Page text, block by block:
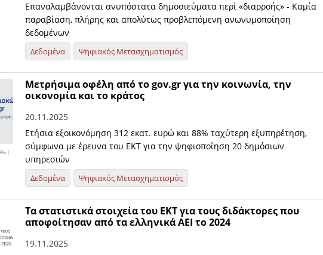
Επαναλαμβάνονται ανυπόστατα δημοσιεύματα περί «διαρροής» - Καμία
παραβίαση, πλήρης και απολύτως προβλεπόμενη ανωνυμοποίηση
δεδομένων
Δεδομένα Ψηφιακός Μετασχηματισμός
Μετρήσιμα οφέλη από το gov.gr για την κοινωνία, την
οικονομία και το κράτος
20.11.2025
Ετήσια εξοικονόμηση 312 εκατ. ευρώ και 88% ταχύτερη εξυπηρέτηση,
σύμφωνα με έρευνα του ΕΚΤ για την ψηφιοποίηση 20 δημόσιων
υπηρεσιών
Δεδομένα Ψηφιακός Μετασχηματισμός
Τα στατιστικά στοιχεία του ΕΚΤ για τους διδάκτορες που
αποφοίτησαν από τα ελληνικά ΑΕΙ το 2024
19.11.2025